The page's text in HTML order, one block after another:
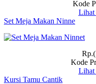
Kode
Lihat
Set Meja Makan Ninne
Kode
Lihat
Kursi Tamu Cantik